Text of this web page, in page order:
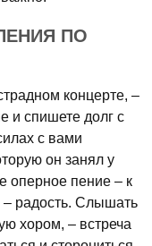
ПО
концерте, –
и спишете долг с
с вами
он занял у
оперное пение – к
– радость. Слышать
хором, – встреча